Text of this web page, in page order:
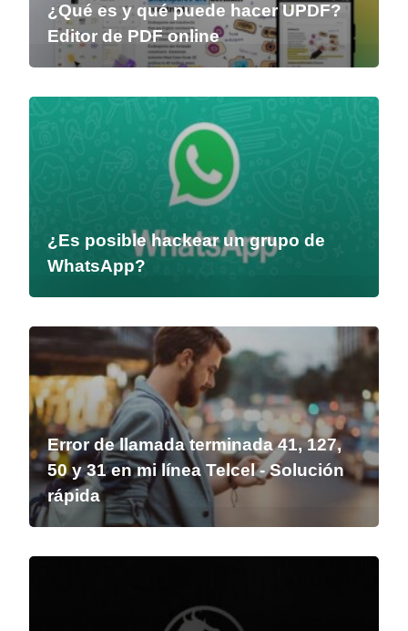
¿Qué es y qué puede hacer UPDF?
Editor de PDF online
¿Es posible hackear un grupo de
WhatsApp?
Error de llamada terminada 41, 127,
50 y 31 en mi línea Telcel - Solución
rápida